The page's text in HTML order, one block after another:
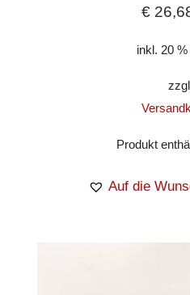
€
inkl. 20
Produkt
Auf die